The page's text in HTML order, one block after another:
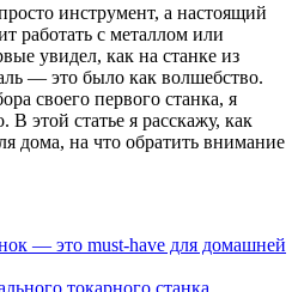
инструмент, а настоящий
работать с металлом или
увидел, как на станке из
— это было как волшебство.
своего первого станка, я
В этой статье я расскажу, как
дома, на что обратить внимание
— это must-have для домашней
токарного станка